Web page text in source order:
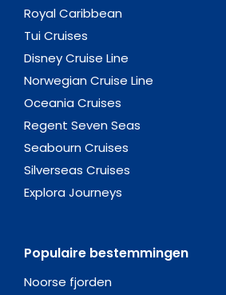
Royal Caribbean
Tui Cruises
Disney Cruise Line
Norwegian Cruise Line
Oceania Cruises
Regent Seven Seas
Seabourn Cruises
Silverseas Cruises
Explora Journeys
Populaire bestemmingen
Noorse fjorden